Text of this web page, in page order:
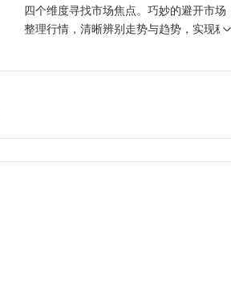
四个维度寻找市场焦点。巧妙的避开市场
整理行情，清晰辨别走势与趋势，实现稳